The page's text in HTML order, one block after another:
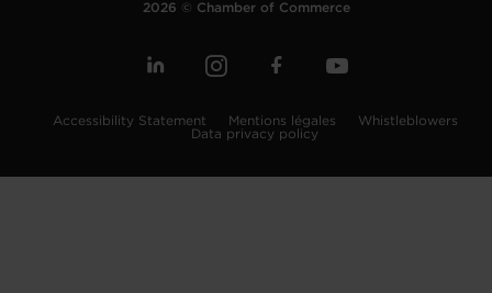
2026 © Chamber of Commerce
Accessibility Statement Mentions légales
Whistleblowers
Data privacy policy